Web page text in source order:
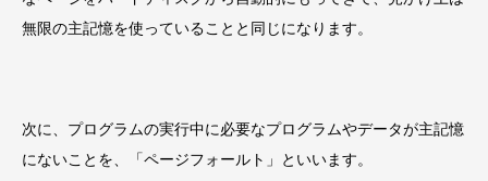
無限の主記憶を使っていることと同じになります。
次に、プログラムの実行中に必要なプログラムやデータが主記憶
にないことを、「ページフォールト」といいます。